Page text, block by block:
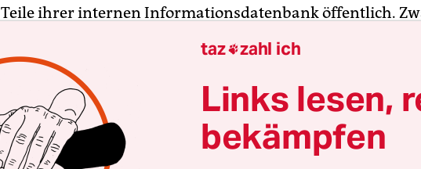
Teile ihrer internen Informationsdatenbank öffentlich.
eine Klimabilanz der Gruppe. Das Wiki zeigt aber die
sie sich innerhalb von eineinhalb Jahren aufgebaut hat.
1. Sie setzen auf Masse
taz zahl ich
Links lesen,
bekämpfen